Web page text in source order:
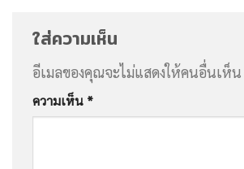
ใส่ความเห็น
อีเมลของคุณจะไม่แสดงให้คนอื่นเห็น
ความเห็น *